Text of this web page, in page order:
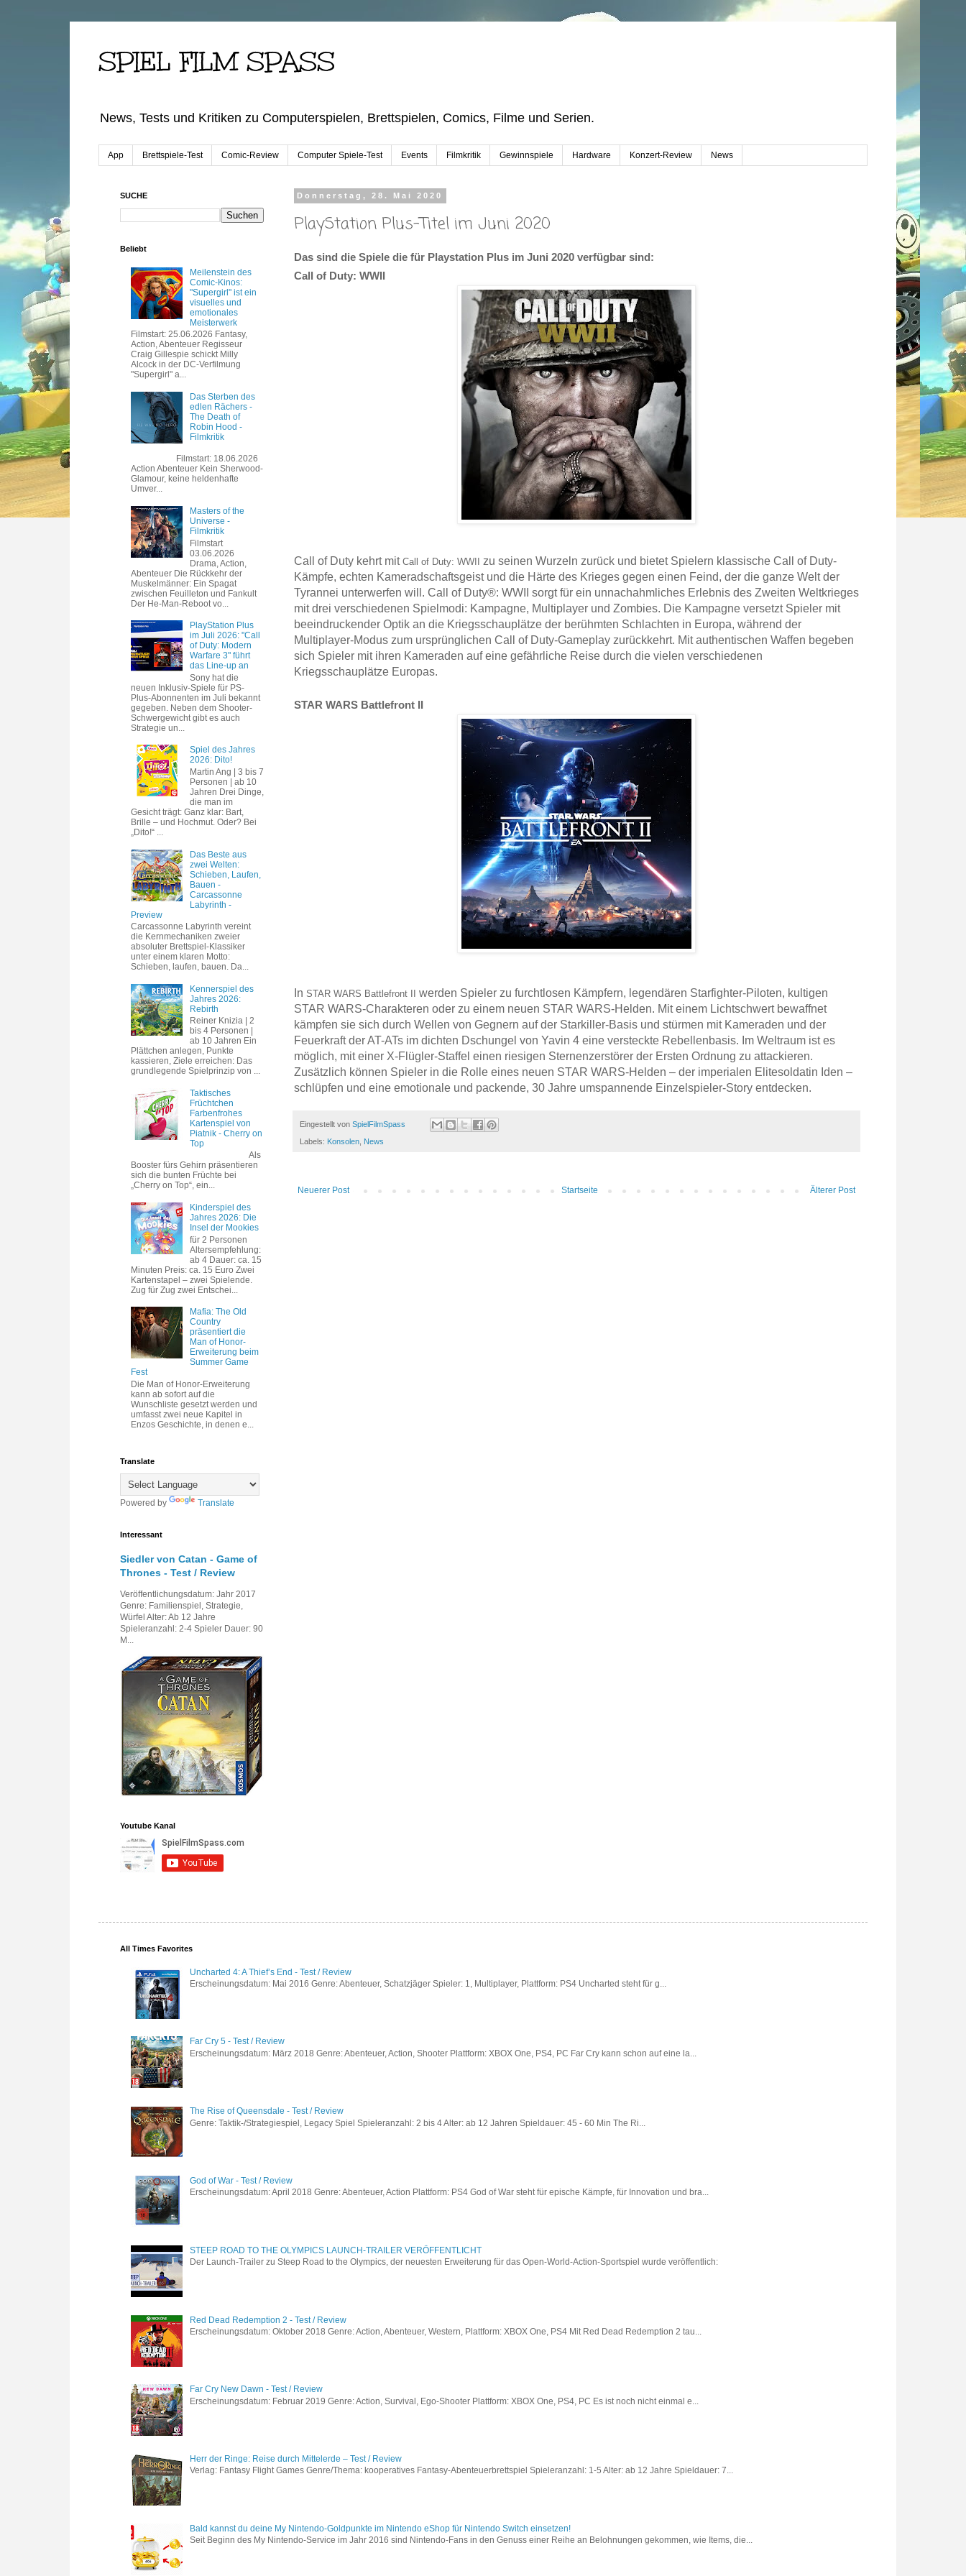
SPIEL FILM SPASS
News, Tests und Kritiken zu Computerspielen, Brettspielen, Comics, Filme und Serien.
App Brettspiele-Test Comic-Review Computer Spiele-Test Events Filmkritik Gewinnspiele Hardware Konzert-Review News
Donnerstag, 28. Mai 2020
PlayStation Plus-Titel im Juni 2020
Das sind die Spiele die für Playstation Plus im Juni 2020 verfügbar sind:
Call of Duty: WWII
Call of Duty kehrt mit Call of Duty: WWII
zu seinen Wurzeln zurück und bietet Spielern klassische Call of Duty-
Kämpfe, echten Kameradschaftsgeist und die Härte des Krieges gegen einen Feind, der die ganze Welt der
Tyrannei unterwerfen will. Call of Duty®: WWII sorgt für ein unnachahmliches Erlebnis des Zweiten Weltkrieges
mit drei verschiedenen Spielmodi: Kampagne, Multiplayer und Zombies. Die Kampagne versetzt Spieler mit
beeindruckender Optik an die Kriegsschauplätze der berühmten Schlachten in Europa, während der
Multiplayer-Modus zum ursprünglichen Call of Duty-Gameplay zurückkehrt. Mit authentischen Waffen begeben
sich Spieler mit ihren Kameraden auf eine gefährliche Reise durch die vielen verschiedenen
Kriegsschauplätze Europas.
STAR WARS Battlefront II
In STAR WARS Battlefront II
werden Spieler zu furchtlosen Kämpfern, legendären Starfighter-Piloten, kultigen
STAR WARS-Charakteren oder zu einem neuen STAR WARS-Helden. Mit einem Lichtschwert bewaffnet
kämpfen sie sich durch Wellen von Gegnern auf der Starkiller-Basis und stürmen mit Kameraden und der
Feuerkraft der AT-ATs im dichten Dschungel von Yavin 4 eine versteckte Rebellenbasis. Im Weltraum ist es
möglich, mit einer X-Flügler-Staffel einen riesigen Sternenzerstörer der Ersten Ordnung zu attackieren.
Zusätzlich können Spieler in die Rolle eines neuen STAR WARS-Helden – der imperialen Elitesoldatin Iden –
schlüpfen und eine emotionale und packende, 30 Jahre umspannende Einzelspieler-Story entdecken.
Eingestellt von SpielFilmSpass
Labels: Konsolen, News
Neuerer Post Älterer Post
Startseite
SUCHE
Beliebt
Meilenstein des
Comic-Kinos:
"Supergirl" ist ein
visuelles und
emotionales
Meisterwerk
Filmstart: 25.06.2026 Fantasy,
Action, Abenteuer Regisseur
Craig Gillespie schickt Milly
Alcock in der DC-Verfilmung
"Supergirl" a...
Das Sterben des
edlen Rächers -
The Death of
Robin Hood -
Filmkritik
Filmstart: 18.06.2026
Action Abenteuer Kein Sherwood-
Glamour, keine heldenhafte
Umver...
Masters of the
Universe -
Filmkritik
Filmstart
03.06.2026
Drama, Action,
Abenteuer Die Rückkehr der
Muskelmänner: Ein Spagat
zwischen Feuilleton und Fankult
Der He-Man-Reboot vo...
PlayStation Plus
im Juli 2026: "Call
of Duty: Modern
Warfare 3" führt
das Line-up an
Sony hat die
neuen Inklusiv-Spiele für PS-
Plus-Abonnenten im Juli bekannt
gegeben. Neben dem Shooter-
Schwergewicht gibt es auch
Strategie un...
Spiel des Jahres
2026: Dito!
Martin Ang | 3 bis 7
Personen | ab 10
Jahren Drei Dinge,
die man im
Gesicht trägt: Ganz klar: Bart,
Brille – und Hochmut. Oder? Bei
„Dito!“ ...
Das Beste aus
zwei Welten:
Schieben, Laufen,
Bauen -
Carcassonne
Labyrinth -
Preview
Carcassonne Labyrinth vereint
die Kernmechaniken zweier
absoluter Brettspiel-Klassiker
unter einem klaren Motto:
Schieben, laufen, bauen. Da...
Kennerspiel des
Jahres 2026:
Rebirth
Reiner Knizia | 2
bis 4 Personen |
ab 10 Jahren Ein
Plättchen anlegen, Punkte
kassieren, Ziele erreichen: Das
grundlegende Spielprinzip von ...
Taktisches
Früchtchen
Farbenfrohes
Kartenspiel von
Piatnik - Cherry on
Top
Als
Booster fürs Gehirn präsentieren
sich die bunten Früchte bei
„Cherry on Top“, ein...
Kinderspiel des
Jahres 2026: Die
Insel der Mookies
für 2 Personen
Altersempfehlung:
ab 4 Dauer: ca. 15
Minuten Preis: ca. 15 Euro Zwei
Kartenstapel – zwei Spielende.
Zug für Zug zwei Entschei...
Mafia: The Old
Country
präsentiert die
Man of Honor-
Erweiterung beim
Summer Game
Fest
Die Man of Honor-Erweiterung
kann ab sofort auf die
Wunschliste gesetzt werden und
umfasst zwei neue Kapitel in
Enzos Geschichte, in denen e...
Translate
Powered by Translate
Interessant
Siedler von Catan - Game of
Thrones - Test / Review
Veröffentlichungsdatum: Jahr 2017
Genre: Familienspiel, Strategie,
Würfel Alter: Ab 12 Jahre
Spieleranzahl: 2-4 Spieler Dauer: 90
M...
Youtube Kanal
All Times Favorites
Uncharted 4: A Thief’s End - Test / Review
Erscheinungsdatum: Mai 2016 Genre: Abenteuer, Schatzjäger Spieler: 1, Multiplayer, Plattform: PS4 Uncharted steht für g...
Far Cry 5 - Test / Review
Erscheinungsdatum: März 2018 Genre: Abenteuer, Action, Shooter Plattform: XBOX One, PS4, PC Far Cry kann schon auf eine la...
The Rise of Queensdale - Test / Review
Genre: Taktik-/Strategiespiel, Legacy Spiel Spieleranzahl: 2 bis 4 Alter: ab 12 Jahren Spieldauer: 45 - 60 Min The Ri...
God of War - Test / Review
Erscheinungsdatum: April 2018 Genre: Abenteuer, Action Plattform: PS4 God of War steht für epische Kämpfe, für Innovation und bra...
STEEP ROAD TO THE OLYMPICS LAUNCH-TRAILER VERÖFFENTLICHT
Der Launch-Trailer zu Steep Road to the Olympics, der neuesten Erweiterung für das Open-World-Action-Sportspiel wurde veröffentlich:
Red Dead Redemption 2 - Test / Review
Erscheinungsdatum: Oktober 2018 Genre: Action, Abenteuer, Western, Plattform: XBOX One, PS4 Mit Red Dead Redemption 2 tau...
Far Cry New Dawn - Test / Review
Erscheinungsdatum: Februar 2019 Genre: Action, Survival, Ego-Shooter Plattform: XBOX One, PS4, PC Es ist noch nicht einmal e...
Herr der Ringe: Reise durch Mittelerde – Test / Review
Verlag: Fantasy Flight Games Genre/Thema: kooperatives Fantasy-Abenteuerbrettspiel Spieleranzahl: 1-5 Alter: ab 12 Jahre Spieldauer: 7...
Bald kannst du deine My Nintendo-Goldpunkte im Nintendo eShop für Nintendo Switch einsetzen!
Seit Beginn des My Nintendo-Service im Jahr 2016 sind Nintendo-Fans in den Genuss einer Reihe an Belohnungen gekommen, wie Items, die...